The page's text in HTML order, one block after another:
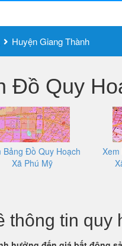
Huyện Giang Thành
Đồ Quy
Bảng Đồ Quy Hoạch
Xã Phú Mỹ
thông tin quy